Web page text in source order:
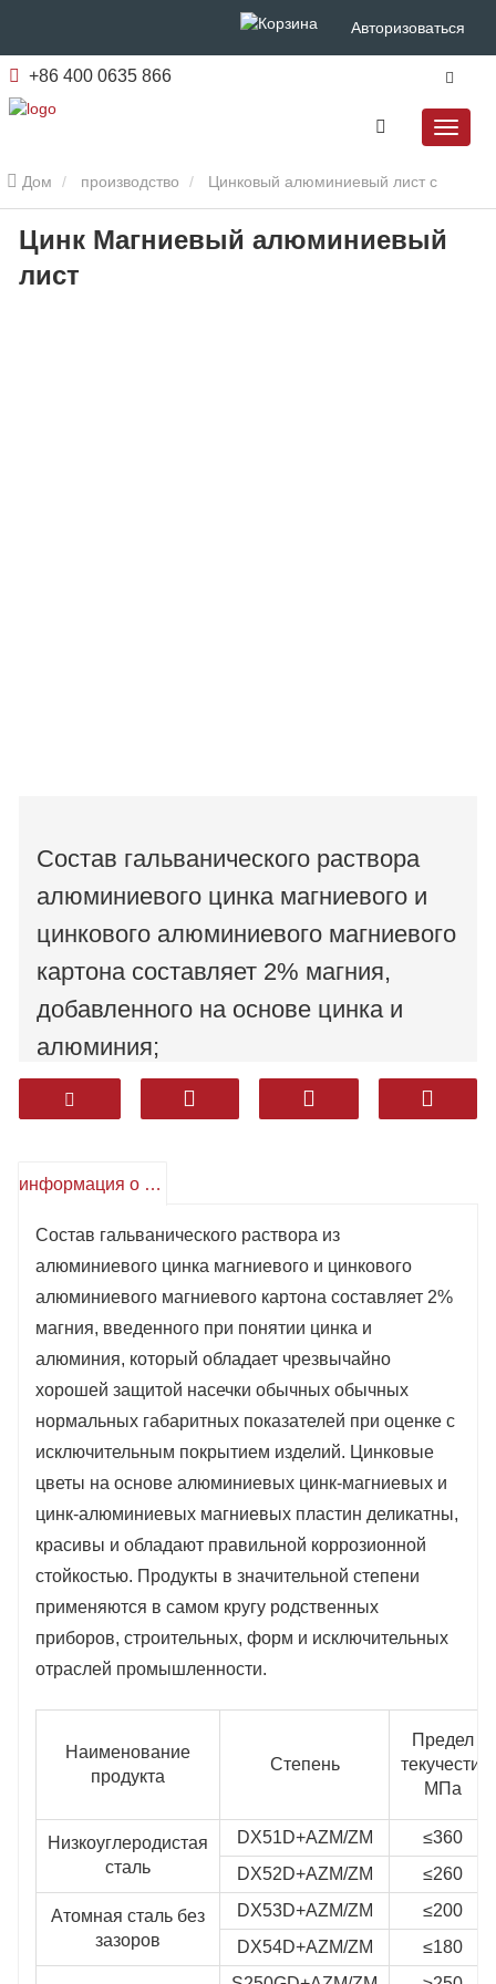
Авторизоваться
+86 400 0635 866
Дом производство Цинковый алюминиевый лист с
магниевым покрытием Цинк Магниевый алюминиевый лист
Цинк Магниевый алюминиевый
лист
Состав гальванического раствора
алюминиевого цинка магниевого и
цинкового алюминиевого магниевого
картона составляет 2% магния,
добавленного на основе цинка и
алюминия;
Цинковые цветы на поверхности
алюминиевых цинк-магниевых и
пластин нежны, красивы и имеют
хорошую коррозионную стойкость.
Продукция широко используется в
бытовой технике, строительстве,
строительстве и других отраслях
промышленности.
информация о продукте
Состав гальванического раствора из
алюминиевого цинка магниевого и цинкового
алюминиевого магниевого картона составляет 2%
магния, введенного при понятии цинка и
алюминия, который обладает чрезвычайно
хорошей защитой насечки обычных обычных
нормальных габаритных показателей при оценке с
исключительным покрытием изделий. Цинковые
цветы на основе алюминиевых цинк-магниевых и
цинк-алюминиевых магниевых пластин деликатны,
красивы и обладают правильной коррозионной
стойкостью. Продукты в значительной степени
применяются в самом кругу родственных
приборов, строительных, форм и исключительных
отраслей промышленности.
Наименование
продукта
Степень
Предел
текучести/
МПа
Низкоуглеродистая
сталь
DX51D+AZM/ZM
≤360
DX52D+AZM/ZM
≤260
Атомная сталь без
зазоров
DX53D+AZM/ZM
≤200
DX54D+AZM/ZM
≤180